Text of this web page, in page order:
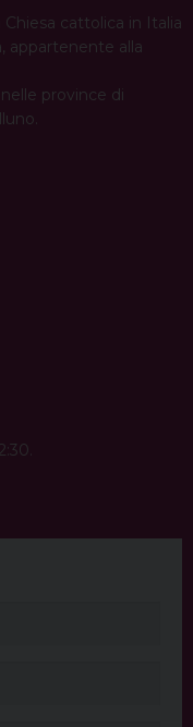
cattolica in Italia
appartenente alla
province di